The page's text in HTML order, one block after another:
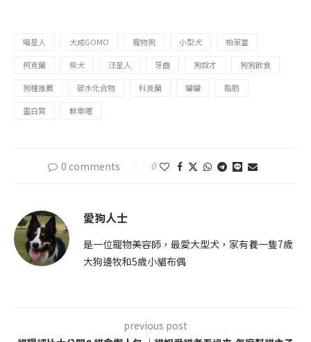
喵星人 大成GOMO 寵物狗 小型犬 柏萊富
柯克蘭 柴犬 汪星人 牙齒 狗奴才 狗狗飲食
狗糧推薦 碳水化合物 科克蘭 罐罐 脂肪
蛋白質 鮮樂嚐
0 comments 0
愛狗人士
是一位寵物美容師，最愛大型犬，家有養一隻7歲
大狗邊牧和5歲小貓布偶
previous post